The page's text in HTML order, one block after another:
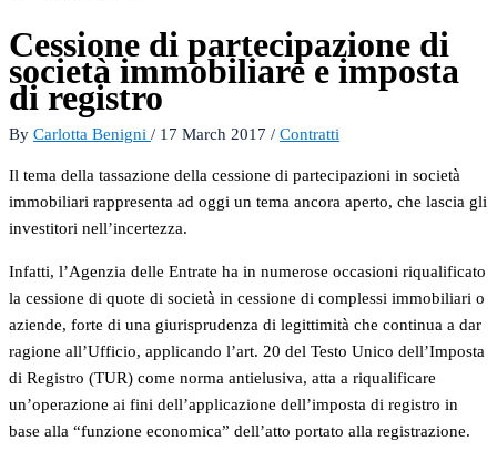
Cessione di partecipazione di
società immobiliare e imposta
di registro
By Carlotta Benigni / 17 March 2017 / Contratti
Il tema della tassazione della cessione di partecipazioni in società
immobiliari rappresenta ad oggi un tema ancora aperto, che lascia gli
investitori nell’incertezza.
Infatti, l’Agenzia delle Entrate ha in numerose occasioni riqualificato
la cessione di quote di società in cessione di complessi immobiliari o
aziende, forte di una giurisprudenza di legittimità che continua a dar
ragione all’Ufficio, applicando l’art. 20 del Testo Unico dell’Imposta
di Registro (TUR) come norma antielusiva, atta a riqualificare
un’operazione ai fini dell’applicazione dell’imposta di registro in
base alla “funzione economica” dell’atto portato alla registrazione.